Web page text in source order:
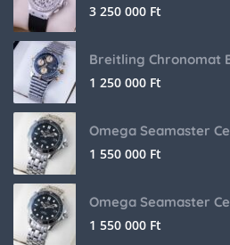
3 250 000 Ft
Breitling Chronomat
1 250 000 Ft
Omega Seamaster
1 550 000 Ft
Omega Seamaster
1 550 000 Ft